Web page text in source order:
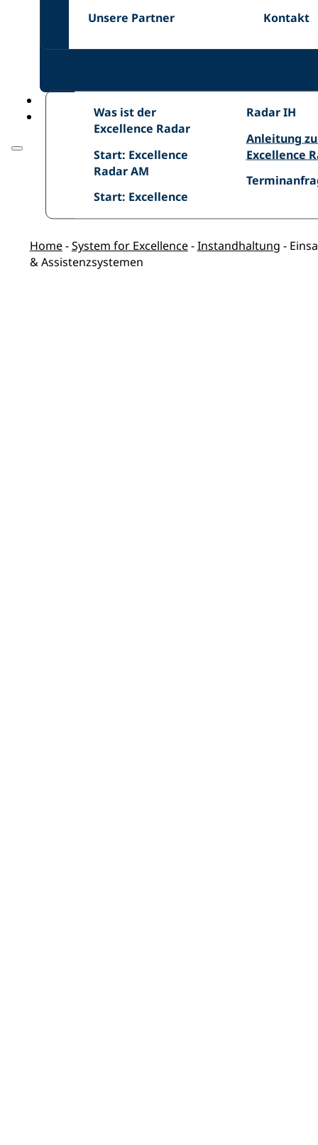
Unsere Partner
Unsere
Karriere
Kontakt
Kontakt
Was ist der
Excellence Radar
Was
ist
Excellence
Radar
Start: Excellence
Radar AM
Start:
Excellence
AM
Start: Excellence
Radar IH
Start:
Excellence
IH
Anleitung
Excellence
Anleitung
zum
Radar
Home-System for Excellence-Instandhaltung -
& Assistenzsystemen